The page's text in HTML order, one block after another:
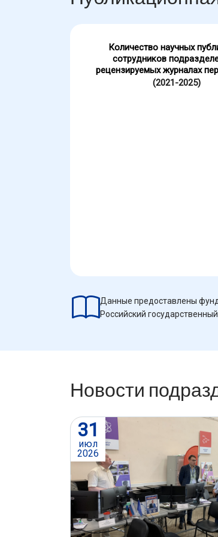
Количество научных
сотрудников
рецензируемых журналах
(2021-2025)
Данные предоставлены
Российский
Новости
31
июл
2026